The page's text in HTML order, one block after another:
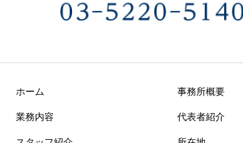
ホーム 事務所概要
業務内容 代表者紹介